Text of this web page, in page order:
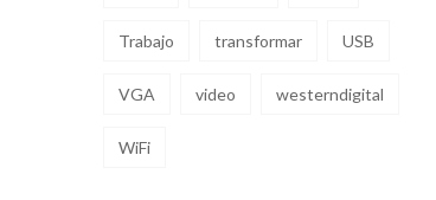
Trabajo transformar USB
VGA video westerndigital
WiFi